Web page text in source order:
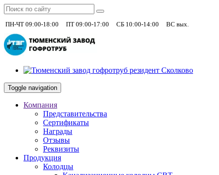
ПН-ЧТ 09:00-18:00 ПТ 09:00-17:00 СБ 10:00-14:00 ВС вых.
Toggle navigation
Компания
Представительства
Сертификаты
Награды
Отзывы
Реквизиты
Продукция
Колодцы